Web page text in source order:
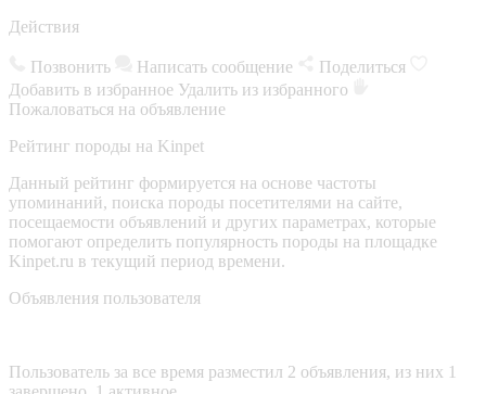
Действия
Позвонить Написать сообщение
Поделиться
Добавить в избранное Удалить из избранного
Пожаловаться на объявление
Рейтинг породы на Kinpet
Данный рейтинг формируется на основе частоты
упоминаний, поиска породы посетителями на сайте,
посещаемости объявлений и других параметрах, которые
помогают определить популярность породы на площадке
Kinpet.ru в текущий период времени.
Объявления пользователя
Пользователь за все время разместил 2 объявления, из них 1